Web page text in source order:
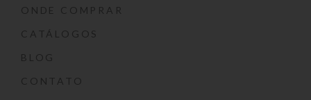
ONDE COMPRAR
CATÁLOGOS
BLOG
CONTATO